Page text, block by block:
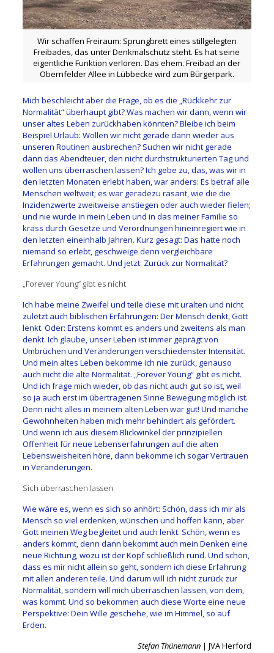
Wir schaffen Freiraum: Sprungbrett eines stillgelegten
Freibades, das unter Denkmalschutz steht. Es hat seine
eigentliche Funktion verloren. Das ehem. Freibad an der
Obernfelder Allee in Lübbecke wird zum Bürgerpark.
Mich beschleicht aber die Frage, ob es die „Rückkehr zur
Normalität“ überhaupt gibt? Was machen wir dann, wenn wir
unser altes Leben zurückhaben könnten? Bleibe ich beim
Beispiel Urlaub: Wollen wir nicht gerade dann wieder aus
unseren Routinen ausbrechen? Suchen wir nicht gerade
dann das Abendteuer, den nicht durchstrukturierten Tag und
wollen uns überraschen lassen? Ich gebe zu, das, was wir in
den letzten Monaten erlebt haben, war anders: Es betraf alle
Menschen weltweit; es war geradezu rasant, wie die die
Inzidenzwerte zweitweise anstiegen oder auch wieder fielen;
und nie wurde in mein Leben und in das meiner Familie so
krass durch Gesetze und Verordnungen hineinregiert wie in
den letzten eineinhalb Jahren. Kurz gesagt: Das hatte noch
niemand so erlebt, geschweige denn vergleichbare
Erfahrungen gemacht. Und jetzt: Zurück zur Normalität?
„Forever Young“ gibt es nicht
Ich habe meine Zweifel und teile diese mit uralten und nicht
zuletzt auch biblischen Erfahrungen: Der Mensch denkt, Gott
lenkt. Oder: Erstens kommt es anders und zweitens als man
denkt. Ich glaube, unser Leben ist immer geprägt von
Umbrüchen und Veränderungen verschiedenster Intensität.
Und mein altes Leben bekomme ich nie zurück, genauso
auch nicht die alte Normalität. „Forever Young“ gibt es nicht.
Und ich frage mich wieder, ob das nicht auch gut so ist, weil
so ja auch erst im übertragenen Sinne Bewegung möglich ist.
Denn nicht alles in meinem alten Leben war gut! Und manche
Gewohnheiten haben mich mehr behindert als gefördert.
Und wenn ich aus diesem Blickwinkel der prinzipiellen
Offenheit für neue Lebenserfahrungen auf die alten
Lebensweisheiten höre, dann bekomme ich sogar Vertrauen
in Veränderungen.
Sich überraschen lassen
Wie wäre es, wenn es sich so anhört: Schön, dass ich mir als
Mensch so viel erdenken, wünschen und hoffen kann, aber
Gott meinen Weg begleitet und auch lenkt. Schön, wenn es
anders kommt, denn dann bekommt auch mein Denken eine
neue Richtung, wozu ist der Kopf schließlich rund. Und schön,
dass es mir nicht allein so geht, sondern ich diese Erfahrung
mit allen anderen teile. Und darum will ich nicht zurück zur
Normalität, sondern will mich überraschen lassen, von dem,
was kommt. Und so bekommen auch diese Worte eine neue
Perspektive: Dein Wille geschehe, wie im Himmel, so auf
Erden.
Stefan Thünemann | JVA Herford